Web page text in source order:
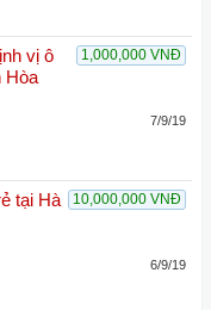
1,000,000 VNĐ
vị ô
Hòa
7/9/19
10,000,000 VNĐ
tại Hà
6/9/19